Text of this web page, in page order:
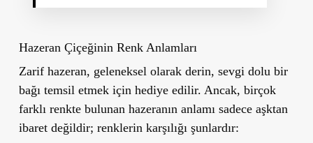
Hazeran Çiçeğinin Renk Anlamları
Zarif hazeran, geleneksel olarak derin, sevgi dolu bir
bağı temsil etmek için hediye edilir. Ancak, birçok
farklı renkte bulunan hazeranın anlamı sadece aşktan
ibaret değildir; renklerin karşılığı şunlardır: